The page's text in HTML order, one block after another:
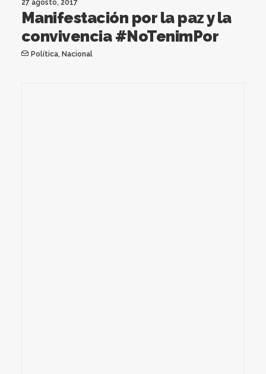
27 agosto, 2017
Manifestación por la paz y la
convivencia #NoTenimPor
Política, Nacional